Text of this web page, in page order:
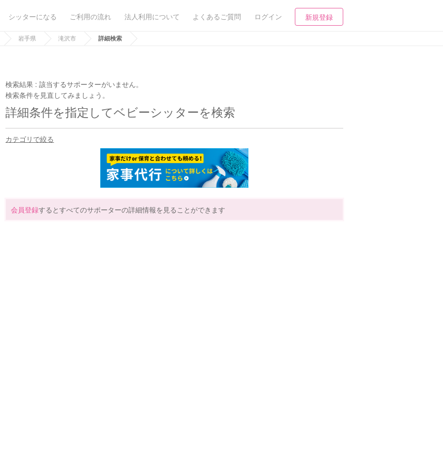
シッターになる ご利用の流れ 法人利用について よくあるご質問 ログイン 新規登録
岩手県 滝沢市 詳細検索
検索結果 :該当するサポーターがいません。
検索条件を見直してみましょう。
詳細条件を指定してベビーシッターを検索
カテゴリで絞る
会員登録するとすべてのサポーターの詳細情報を見ることができます